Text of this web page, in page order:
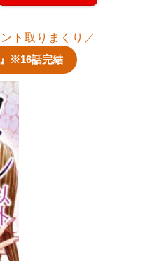
ト取りまくり／
』※16話完結